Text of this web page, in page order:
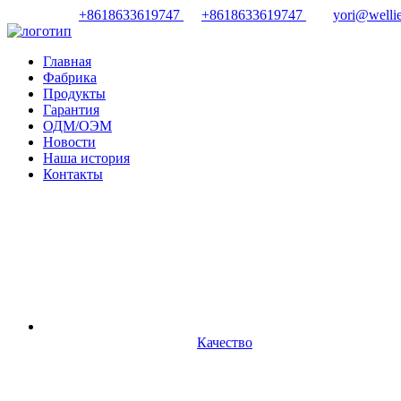
+8618633619747 +8618633619747
Главная
Фабрика
Продукты
Гарантия
ОДМ/ОЭМ
Новости
Наша история
Контакты
Качество